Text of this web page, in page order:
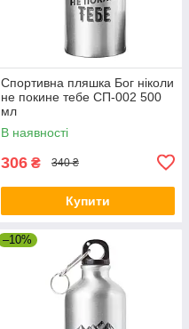
Спортивна пляшка Бог ніколи
не покине тебе СП-002 500
мл
В наявності
306 ₴ 340 ₴
Купити
–10%